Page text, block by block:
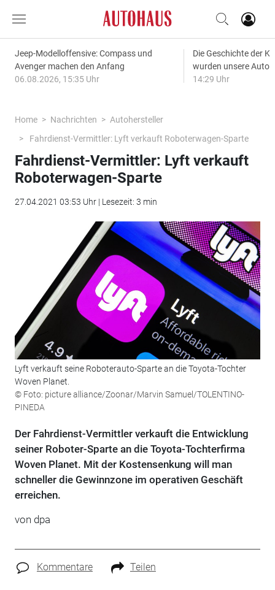
Jeep-Modelloffensive: Compass und
Avenger machen den Anfang
06.08.2026, 15:35 Uhr
Die Geschichte der
wurden unsere
14:29 Uhr
Home Nachrichten
Autohersteller
Fahrdienst-Vermittler: Lyft verkauft Roboterwagen-Sparte
Fahrdienst-Vermittler: Lyft verkauft
Roboterwagen-Sparte
27.04.2021 03:53 Uhr | Lesezeit: 3 min
Lyft verkauft seine Roboterauto-Sparte an die Toyota-Tochter
Woven Planet.
© Foto: picture alliance/Zoonar/Marvin Samuel/TOLENTINO-
PINEDA
Der Fahrdienst-Vermittler verkauft die Entwicklung
seiner Roboter-Sparte an die Toyota-Tochterfirma
Woven Planet. Mit der Kostensenkung will man
schneller die Gewinnzone im operativen Geschäft
erreichen.
von dpa
Kommentare Teilen